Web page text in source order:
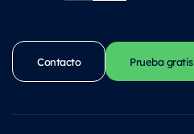
Contacto Prueba gratis